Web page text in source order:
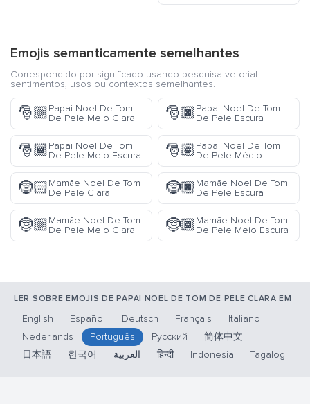
Emojis semanticamente semelhantes
Correspondido por significado usando pesquisa vetorial —
sentimentos, usos ou contextos semelhantes.
🎅🏼Papai Noel De Tom
De Pele Meio Clara
🎅🏿Papai Noel De Tom
De Pele Escura
🎅🏾Papai Noel De Tom
De Pele Meio Escura
🎅🏽Papai Noel De Tom
De Pele Médio
🤶🏻Mamãe Noel De Tom
De Pele Clara
🤶🏿Mamãe Noel De Tom
De Pele Escura
🤶🏼Mamãe Noel De Tom
De Pele Meio Clara
🤶🏾Mamãe Noel De Tom
De Pele Meio Escura
LER SOBRE EMOJIS DE PAPAI NOEL DE TOM DE PELE CLARA EM
English Español Deutsch Français
Italiano
Nederlands
Português Русский
简体中文
日本語
한국어 العربية हिन्दी Indonesia Tagalog